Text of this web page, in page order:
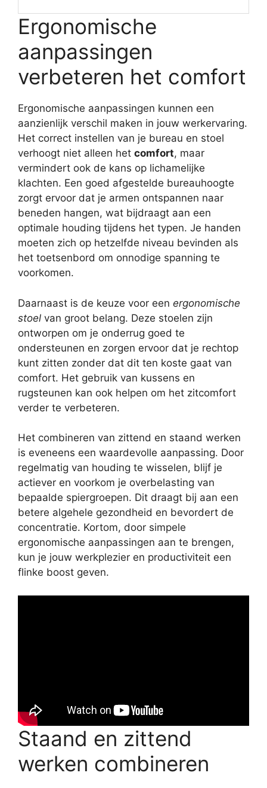
Ergonomische
aanpassingen
verbeteren het comfort
Ergonomische aanpassingen kunnen een
aanzienlijk verschil maken in jouw werkervaring.
Het correct instellen van je bureau en stoel
verhoogt niet alleen het comfort, maar
vermindert ook de kans op lichamelijke
klachten. Een goed afgestelde bureauhoogte
zorgt ervoor dat je armen ontspannen naar
beneden hangen, wat bijdraagt aan een
optimale houding tijdens het typen. Je handen
moeten zich op hetzelfde niveau bevinden als
het toetsenbord om onnodige spanning te
voorkomen.
Daarnaast is de keuze voor een ergonomische
stoel van groot belang. Deze stoelen zijn
ontworpen om je onderrug goed te
ondersteunen en zorgen ervoor dat je rechtop
kunt zitten zonder dat dit ten koste gaat van
comfort. Het gebruik van kussens en
rugsteunen kan ook helpen om het zitcomfort
verder te verbeteren.
Het combineren van zittend en staand werken
is eveneens een waardevolle aanpassing. Door
regelmatig van houding te wisselen, blijf je
actiever en voorkom je overbelasting van
bepaalde spiergroepen. Dit draagt bij aan een
betere algehele gezondheid en bevordert de
concentratie. Kortom, door simpele
ergonomische aanpassingen aan te brengen,
kun je jouw werkplezier en productiviteit een
flinke boost geven.
Staand en zittend
werken combineren